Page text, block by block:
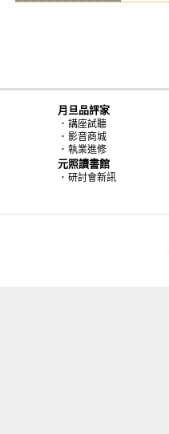
月旦品評家
． 講座試聽
． 影音商城
． 執業進修
元照讀書館
． 研討會新訊